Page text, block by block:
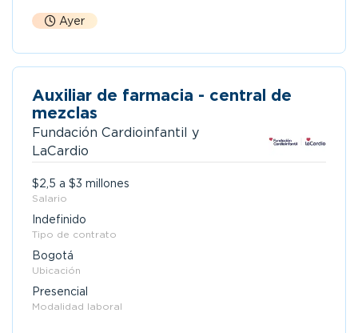
Ayer
Auxiliar de farmacia - central de
mezclas
Fundación Cardioinfantil y
LaCardio
$2,5 a $3 millones
Salario
Indefinido
Tipo de contrato
Bogotá
Ubicación
Presencial
Modalidad laboral